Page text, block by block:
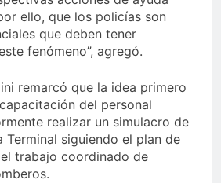
ello, que los policías son
que deben tener
fenómeno”, agregó.
remarcó que la idea primero
del personal
realizar un simulacro de
Terminal siguiendo el plan de
trabajo coordinado de